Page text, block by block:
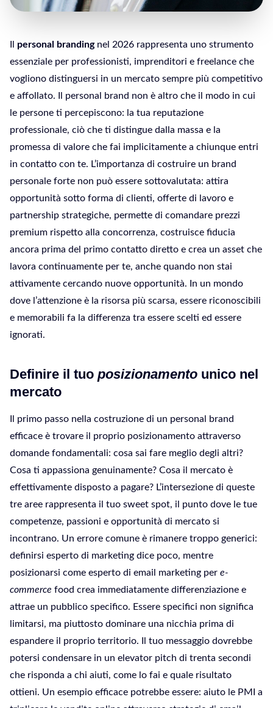
personal brandingnel 2026 rappresenta uno strumento
essenziale per professionisti, imprenditori e freelance che
vogliono distinguersi in un mercato sempre più competitivo
e affollato. Il personal brand non è altro che il modo in cui
le persone ti percepiscono: la tua reputazione
professionale, ciò che ti distingue dalla massa e la
promessa di valore che fai implicitamente a chiunque entri
in contatto con te. L’importanza di costruire un brand
personale forte non può essere sottovalutata: attira
opportunità sotto forma di clienti, offerte di lavoro e
partnership strategiche, permette di comandare prezzi
premium rispetto alla concorrenza, costruisce fiducia
ancora prima del primo contatto diretto e crea un asset che
lavora continuamente per te, anche quando non stai
attivamente cercando nuove opportunità. In un mondo
dove l’attenzione è la risorsa più scarsa, essere riconoscibili
e memorabili fa la differenza tra essere scelti ed essere
ignorati.
Definire il tuo posizionamento unico nel
mercato
Il primo passo nella costruzione di un personal brand
efficace è trovare il proprio posizionamento attraverso
domande fondamentali: cosa sai fare meglio degli altri?
Cosa ti appassiona genuinamente? Cosa il mercato è
effettivamente disposto a pagare? L’intersezione di queste
tre aree rappresenta il tuo sweet spot, il punto dove le tue
competenze, passioni e opportunità di mercato si
incontrano. Un errore comune è rimanere troppo generici:
definirsi esperto di marketing dice poco, mentre
posizionarsi come esperto di email marketing per e-
commerce food crea immediatamente differenziazione e
attrae un pubblico specifico. Essere specifici non significa
limitarsi, ma piuttosto dominare una nicchia prima di
espandere il proprio territorio. Il tuo messaggio dovrebbe
potersi condensare in un elevator pitch di trenta secondi
che risponda a chi aiuti, come lo fai e quale risultato
ottieni. Un esempio efficace potrebbe essere: aiuto le PMI a